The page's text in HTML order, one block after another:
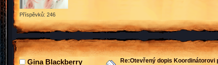
Příspěvků: 246
Gina Blackberry Re:Otevřený dopis Koordinátorovi